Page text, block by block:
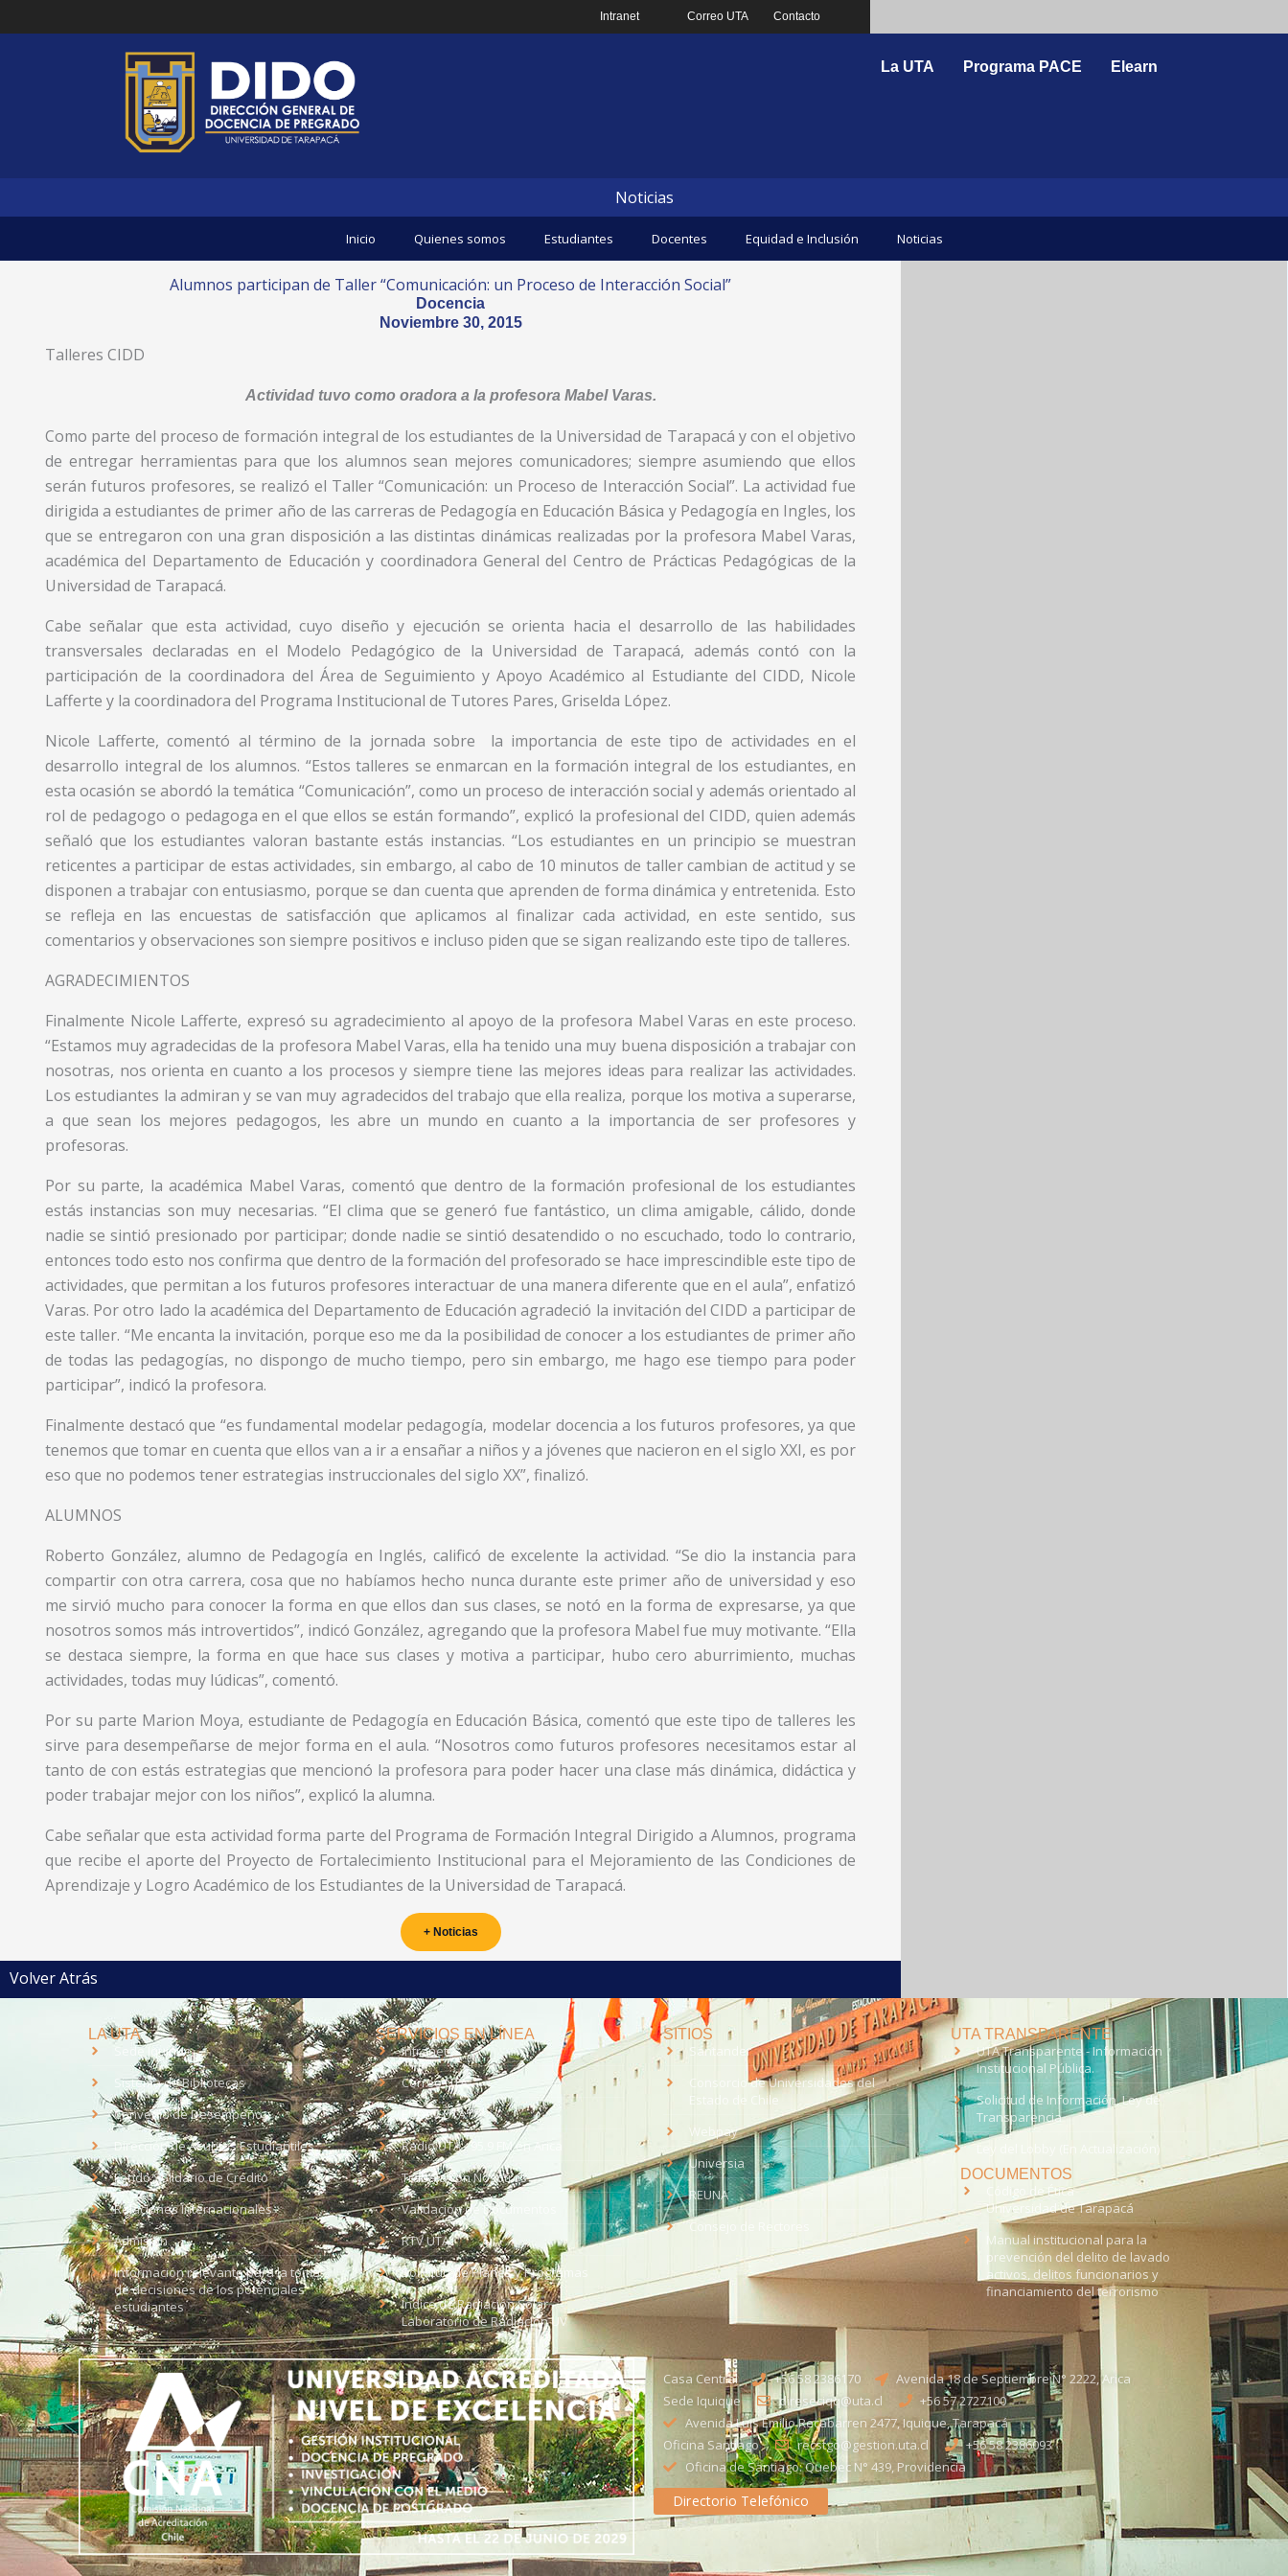
al
Intranet Correo UTA Contacto
La UTA Programa PACE Elearn
Noticias
Inicio Quienes somos Estudiantes Docentes Equidad e Inclusión Noticias
Alumnos participan de Taller “Comunicación: un Proceso de Interacción Social”
Docencia
Noviembre 30, 2015
Talleres CIDD
Actividad tuvo como oradora a la profesora Mabel Varas.
Como parte del proceso de formación integral de los estudiantes de la Universidad de Tarapacá y con el objetivo
de entregar herramientas para que los alumnos sean mejores comunicadores; siempre asumiendo que ellos
serán futuros profesores, se realizó el Taller “Comunicación: un Proceso de Interacción Social”. La actividad fue
dirigida a estudiantes de primer año de las carreras de Pedagogía en Educación Básica y Pedagogía en Ingles, los
que se entregaron con una gran disposición a las distintas dinámicas realizadas por la profesora Mabel Varas,
académica del Departamento de Educación y coordinadora General del Centro de Prácticas Pedagógicas de la
Universidad de Tarapacá.
Cabe señalar que esta actividad, cuyo diseño y ejecución se orienta hacia el desarrollo de las habilidades
transversales declaradas en el Modelo Pedagógico de la Universidad de Tarapacá, además contó con la
participación de la coordinadora del Área de Seguimiento y Apoyo Académico al Estudiante del CIDD, Nicole
Lafferte y la coordinadora del Programa Institucional de Tutores Pares, Griselda López.
Nicole Lafferte, comentó al término de la jornada sobre la importancia de este tipo de actividades en el
desarrollo integral de los alumnos. “Estos talleres se enmarcan en la formación integral de los estudiantes, en
esta ocasión se abordó la temática “Comunicación”, como un proceso de interacción social y además orientado al
rol de pedagogo o pedagoga en el que ellos se están formando”, explicó la profesional del CIDD, quien además
señaló que los estudiantes valoran bastante estás instancias. “Los estudiantes en un principio se muestran
reticentes a participar de estas actividades, sin embargo, al cabo de 10 minutos de taller cambian de actitud y se
disponen a trabajar con entusiasmo, porque se dan cuenta que aprenden de forma dinámica y entretenida. Esto
se refleja en las encuestas de satisfacción que aplicamos al finalizar cada actividad, en este sentido, sus
comentarios y observaciones son siempre positivos e incluso piden que se sigan realizando este tipo de talleres.
AGRADECIMIENTOS
Finalmente Nicole Lafferte, expresó su agradecimiento al apoyo de la profesora Mabel Varas en este proceso.
“Estamos muy agradecidas de la profesora Mabel Varas, ella ha tenido una muy buena disposición a trabajar con
nosotras, nos orienta en cuanto a los procesos y siempre tiene las mejores ideas para realizar las actividades.
Los estudiantes la admiran y se van muy agradecidos del trabajo que ella realiza, porque los motiva a superarse,
a que sean los mejores pedagogos, les abre un mundo en cuanto a la importancia de ser profesores y
profesoras.
Por su parte, la académica Mabel Varas, comentó que dentro de la formación profesional de los estudiantes
estás instancias son muy necesarias. “El clima que se generó fue fantástico, un clima amigable, cálido, donde
nadie se sintió presionado por participar; donde nadie se sintió desatendido o no escuchado, todo lo contrario,
entonces todo esto nos confirma que dentro de la formación del profesorado se hace imprescindible este tipo de
actividades, que permitan a los futuros profesores interactuar de una manera diferente que en el aula”, enfatizó
Varas. Por otro lado la académica del Departamento de Educación agradeció la invitación del CIDD a participar de
este taller. “Me encanta la invitación, porque eso me da la posibilidad de conocer a los estudiantes de primer año
de todas las pedagogías, no dispongo de mucho tiempo, pero sin embargo, me hago ese tiempo para poder
participar”, indicó la profesora.
Finalmente destacó que “es fundamental modelar pedagogía, modelar docencia a los futuros profesores, ya que
tenemos que tomar en cuenta que ellos van a ir a ensañar a niños y a jóvenes que nacieron en el siglo XXI, es por
eso que no podemos tener estrategias instruccionales del siglo XX”, finalizó.
ALUMNOS
Roberto González, alumno de Pedagogía en Inglés, calificó de excelente la actividad. “Se dio la instancia para
compartir con otra carrera, cosa que no habíamos hecho nunca durante este primer año de universidad y eso
me sirvió mucho para conocer la forma en que ellos dan sus clases, se notó en la forma de expresarse, ya que
nosotros somos más introvertidos”, indicó González, agregando que la profesora Mabel fue muy motivante. “Ella
se destaca siempre, la forma en que hace sus clases y motiva a participar, hubo cero aburrimiento, muchas
actividades, todas muy lúdicas”, comentó.
Por su parte Marion Moya, estudiante de Pedagogía en Educación Básica, comentó que este tipo de talleres les
sirve para desempeñarse de mejor forma en el aula. “Nosotros como futuros profesores necesitamos estar al
tanto de con estás estrategias que mencionó la profesora para poder hacer una clase más dinámica, didáctica y
poder trabajar mejor con los niños”, explicó la alumna.
Cabe señalar que esta actividad forma parte del Programa de Formación Integral Dirigido a Alumnos, programa
que recibe el aporte del Proyecto de Fortalecimiento Institucional para el Mejoramiento de las Condiciones de
Aprendizaje y Logro Académico de los Estudiantes de la Universidad de Tarapacá.
+ Noticias
Volver Atrás
LA UTA
Sede Iquique
Sistema de Bibliotecas
Convenio de Desempeño
Dirección de Asuntos Estudiantiles
Fondo Solidario de Crédito
Relaciones Internacionales
Admisión
Información relevante para la toma
de decisiones de los potenciales
estudiantes
SERVICIOS EN LÍNEA
Intranet
Correo UTA
EUDEV UTAmed
Radio UTA - 95.9 FM en Arica
Trabaja con Nosotros
Validación de Documentos
RTV UTA
Solicitud de Planes y Programas
Índice de Radiación Solar -
Laboratorio de Radiación UV
SITIOS
Santander
Consorcio de Universidades del
Estado de Chile
Webpay
Universia
REUNA
UTA TRANSPARENTE
UTA Transparente - Información
Institucional Pública.
Solicitud de Información, Ley de
Transparencia
Ley del Lobby (En Actualización)
DOCUMENTOS
Código de Ética
Universidad de Tarapacá
Manual institucional para la
prevención del delito de lavado
activos, delitos funcionarios y
financiamiento del terrorismo
Casa Central +56 58 2386170
Avenida 18 de Septiembre N° 2222, Arica
Sede Iquique
direseciqq@uta.cl
+56 57 2727100​
Avenida Luis Emilio Recabarren 2477, Iquique, Tarapacá
Oficina Santiago
recstgo@gestion.uta.cl
+56 58 2386093
Oficina de Santiago: Quebec N° 439, Providencia
Directorio Telefónico